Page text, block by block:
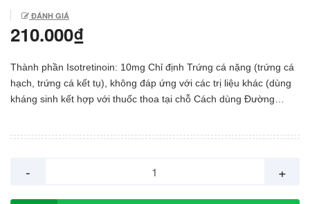
ĐÁNH GIÁ
210.000₫
Thành phần Isotretinoin: 10mg Chỉ định Trứng cá nặng (trứng cá
hạch, trứng cá kết tụ), không đáp ứng với các trị liệu khác (dùng
kháng sinh kết hợp với thuốc thoa tại chỗ Cách dùng Đường
2 nếu mụn nghiêm trọng. Uống cả viên với cốc nước đầy, không
- +